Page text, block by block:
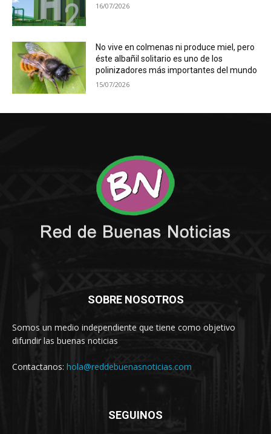
16/07/2026
No vive en colmenas ni produce miel, pero
éste albañil solitario es uno de los
polinizadores más importantes del mundo
15/07/2026
SOBRE NOSOTROS
Somos un medio independiente que tiene como objetivo
difundir las buenas noticias
Contactanos: hola@reddebuenasnoticias.com
SEGUINOS